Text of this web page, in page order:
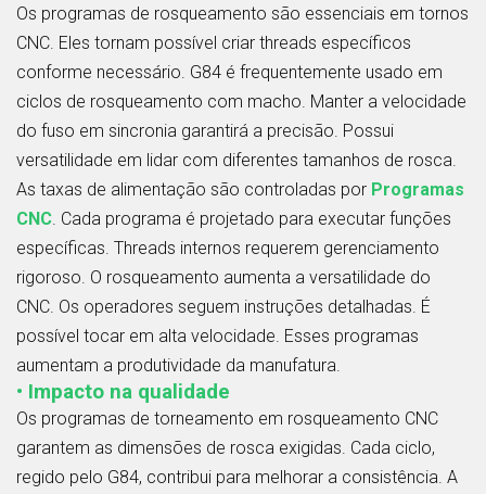
Os programas de rosqueamento são essenciais em tornos
CNC. Eles tornam possível criar threads específicos
conforme necessário. G84 é frequentemente usado em
ciclos de rosqueamento com macho. Manter a velocidade
do fuso em sincronia garantirá a precisão. Possui
versatilidade em lidar com diferentes tamanhos de rosca.
As taxas de alimentação são controladas por Programas
CNC . Cada programa é projetado para executar funções
específicas. Threads internos requerem gerenciamento
rigoroso. O rosqueamento aumenta a versatilidade do
CNC. Os operadores seguem instruções detalhadas. É
possível tocar em alta velocidade. Esses programas
aumentam a produtividade da manufatura.
• Impacto na qualidade
Os programas de torneamento em rosqueamento CNC
garantem as dimensões de rosca exigidas. Cada ciclo,
regido pelo G84, contribui para melhorar a consistência. A